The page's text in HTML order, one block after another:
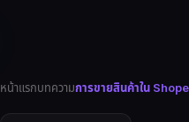
หน้าแรกบทความการขายสินค้าใน